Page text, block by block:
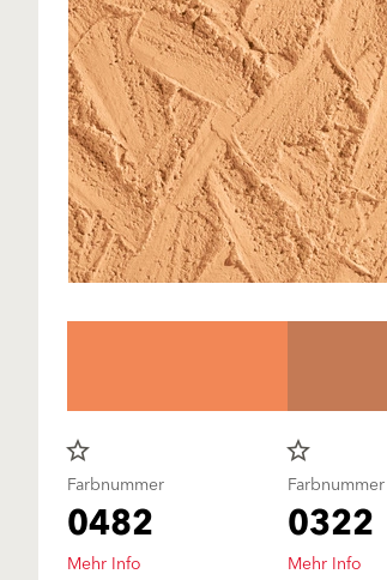
star_border
Farbnummer
0482
Mehr Info
star_border
Farbnummer
0322
Mehr Info